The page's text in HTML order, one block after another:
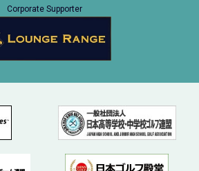
Corporate Supporter